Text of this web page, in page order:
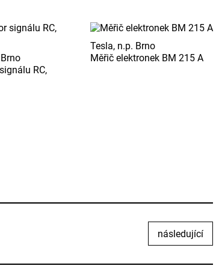
RC,
Tesla, n.p. Brno
Měřič elektronek BM 215 A
následující